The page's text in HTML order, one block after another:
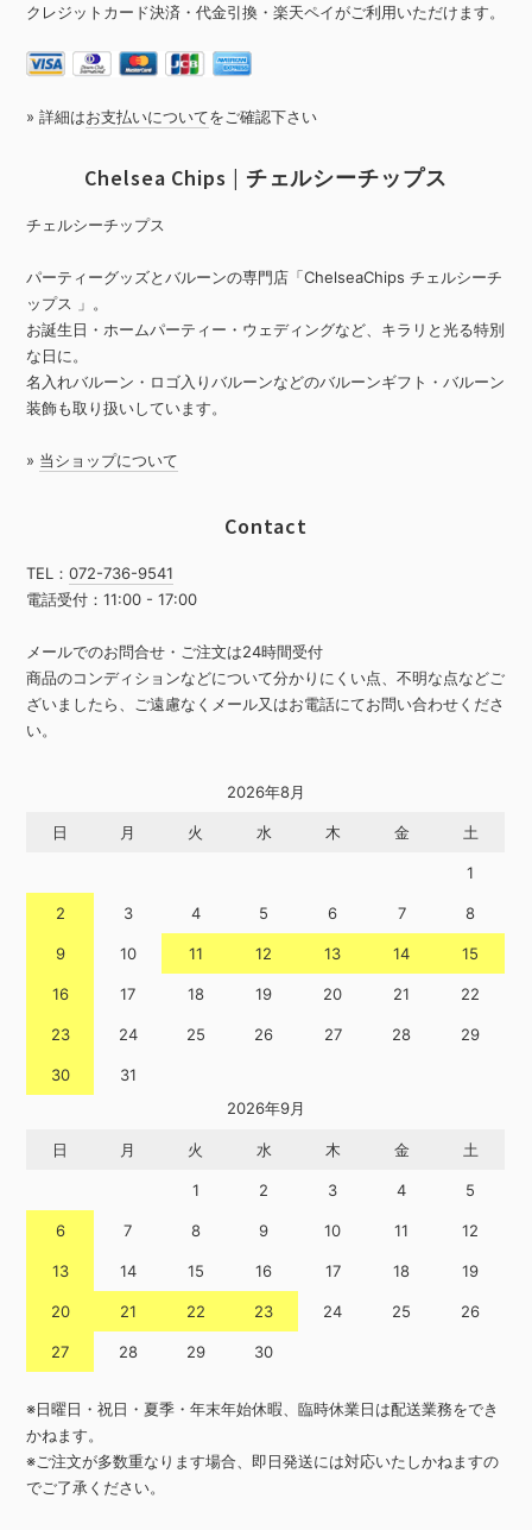
クレジットカード決済・代金引換・楽天ペイがご利用いただけます。
» 詳細はお支払いについてをご確認下さい
Chelsea Chips | チェルシーチップス
チェルシーチップス
パーティーグッズとバルーンの専門店「ChelseaChips チェルシーチ
ップス 」。
お誕生日・ホームパーティー・ウェディングなど、キラリと光る特別
な日に。
名入れバルーン・ロゴ入りバルーンなどのバルーンギフト・バルーン
装飾も取り扱いしています。
» 当ショップについて
Contact
TEL：072-736-9541
電話受付：11:00 - 17:00
メールでのお問合せ・ご注文は24時間受付
商品のコンディションなどについて分かりにくい点、不明な点などご
ざいましたら、ご遠慮なくメール又はお電話にてお問い合わせくださ
い。
2026年8月
日 月 火 水 木 金 土
1
2 3 4 5 6 7 8
9 10 11 12 13 14 15
16 17 18 19 20 21 22
23 24 25 26 27 28 29
30
31
2026年9月
日 月 火 水 木 金 土
1 2 3 4 5
6 7 8 9 10 11 12
13 14 15 16 17 18 19
20 21 22 23 24 25 26
27 28 29 30
※日曜日・祝日・夏季・年末年始休暇、臨時休業日は配送業務をでき
かねます。
※ご注文が多数重なります場合、即日発送には対応いたしかねますの
でご了承ください。